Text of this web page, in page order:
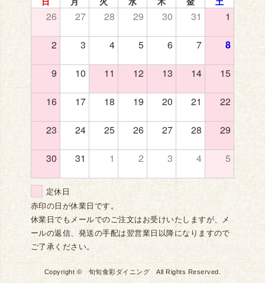
26 27 28 29 30 31 1
2 3 4 5 6 7 8
9 10 11 12 13 14 15
16 17 18 19 20 21 22
23 24 25 26 27 28 29
30 31 1 2 3 4 5
定休日
赤印の日が休業日です。
休業日でもメールでのご注文はお受けいたしますが、メ
ールの返信、発送の手配は翌営業日以降になりますので
ご了承ください。
Copyright © 旬旬食彩ダイニング All Rights Reserved.